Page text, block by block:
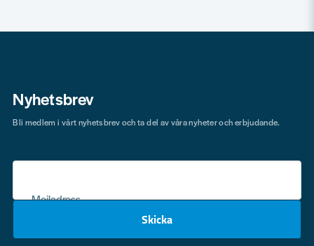
Nyhetsbrev
Mejladress
Skicka
Bli medlem i vårt nyhetsbrev och ta del av våra nyheter och erbjudande.